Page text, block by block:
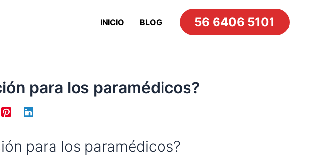
INICIO BLOG 56 6406 5101
para los paramédicos?
para los paramédicos?